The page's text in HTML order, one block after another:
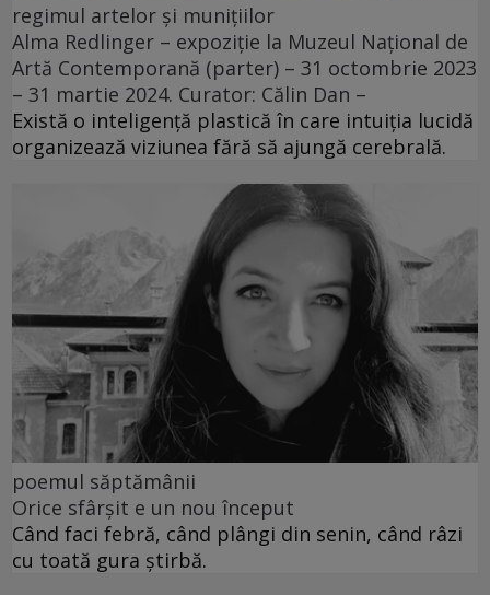
regimul artelor și munițiilor
Alma Redlinger – expoziție la Muzeul Național de
Artă Contemporană (parter) – 31 octombrie 2023
– 31 martie 2024. Curator: Călin Dan –
Există o inteligență plastică în care intuiția lucidă
organizează viziunea fără să ajungă cerebrală.
poemul săptămânii
Orice sfârșit e un nou început
Când faci febră, când plângi din senin, când râzi
cu toată gura știrbă.